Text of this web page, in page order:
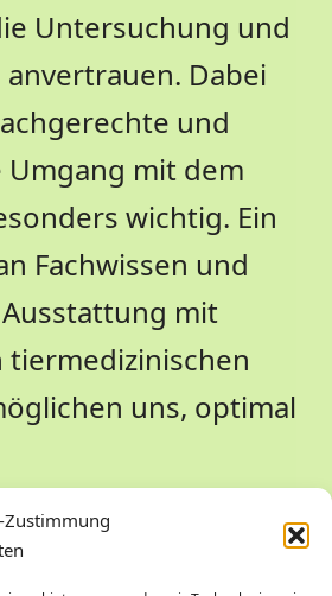
Zustimmung
Untersuchung und
Dabei
und
mit dem
wichtig. Ein
Fachwissen und
mit
uns, optimal
Team und setzen